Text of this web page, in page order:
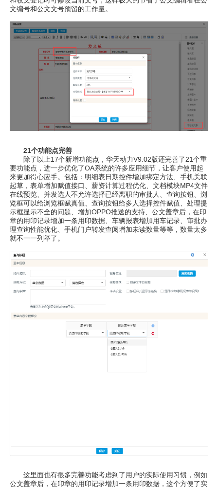
文编号和公文文号预留的工作量。
21个功能点完善
除了以上17个新增功能点，华天动力V9.02版还完善了21个重
要功能点，进一步优化了OA系统的许多应用细节，让客户使用起
来更加得心应手。包括：明细表日期控件增加绑定方法、手机关联
起草，表单增加赋值接口、薪资计算过程优化、文档模块MP4文件
在线预览、并发选人不允许选择已经离职的审批人、查询按钮、浏
览框可以给浏览框赋真值、查询按钮给多人选择控件赋值、处理提
示框显示不全的问题、增加OPPO推送的支持、公文盖章后，在印
章的用印记录增加一条用印数据、车辆报表增加用车记录、审批办
理查询性能优化、手机门户转发查阅增加未读数量等等，数量太多
就不一一列举了。
这里面也有很多完善功能考虑到了用户的实际使用习惯，例如
公文盖章后，在印章的用印记录增加一条用印数据，这个方便了实